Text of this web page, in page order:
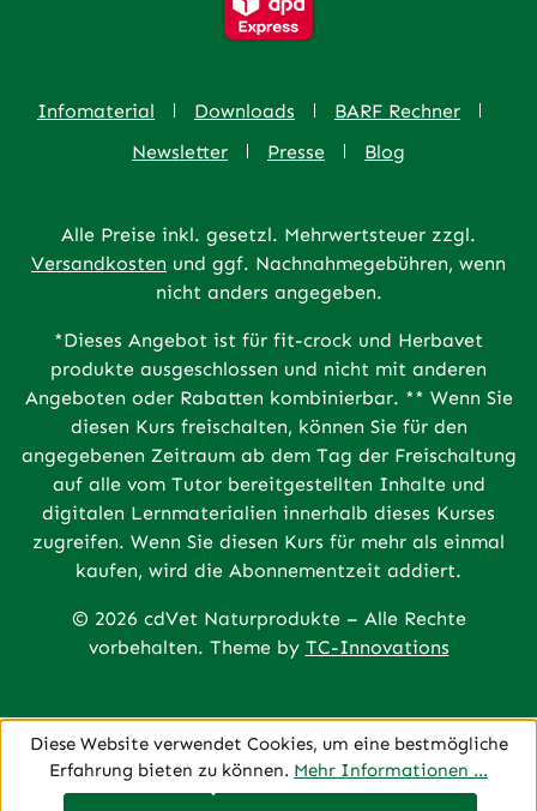
Infomaterial Downloads
BARF Rechner
Newsletter
Presse Blog
Alle Preise inkl. gesetzl. Mehrwertsteuer zzgl.
Versandkosten und ggf. Nachnahmegebühren, wenn
nicht anders angegeben.
*Dieses Angebot ist für fit-crock und Herbavet
produkte ausgeschlossen und nicht mit anderen
Angeboten oder Rabatten kombinierbar. ** Wenn Sie
diesen Kurs freischalten, können Sie für den
angegebenen Zeitraum ab dem Tag der Freischaltung
auf alle vom Tutor bereitgestellten Inhalte und
digitalen Lernmaterialien innerhalb dieses Kurses
zugreifen. Wenn Sie diesen Kurs für mehr als einmal
kaufen, wird die Abonnementzeit addiert.
© 2026 cdVet Naturprodukte – Alle Rechte
vorbehalten. Theme by TC-Innovations
Diese Website verwendet Cookies, um eine bestmögliche
Erfahrung bieten zu können. Mehr Informationen ...